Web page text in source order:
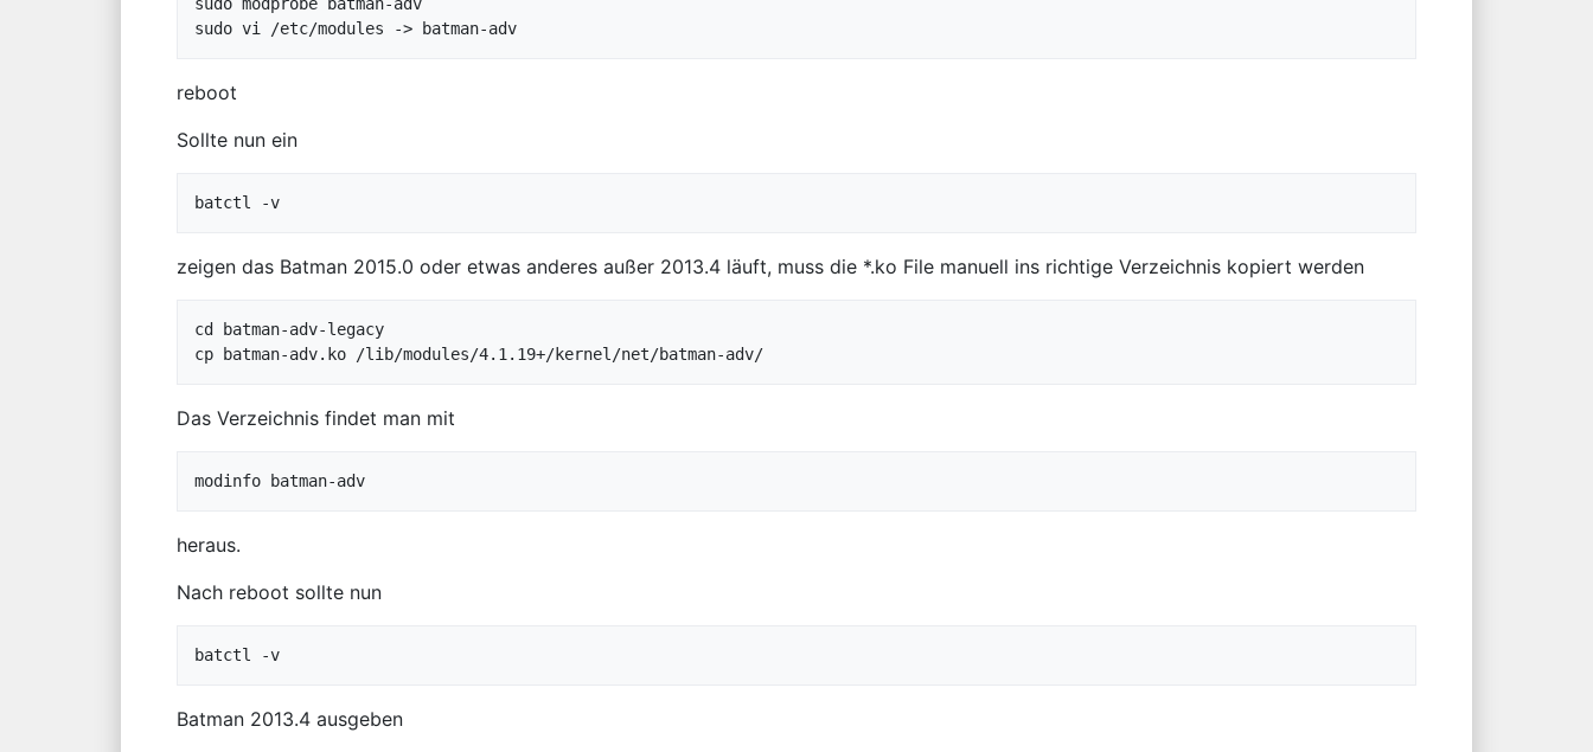
reboot
Sollte nun ein
zeigen das Batman 2015.0 oder etwas anderes außer 2013.4 läuft, muss die *.ko File manuell ins richtige Verzeichnis kopiert werden
cd batman-adv-legacy
Das Verzeichnis findet man mit
heraus.
Nach reboot sollte nun
Batman 2013.4 ausgeben